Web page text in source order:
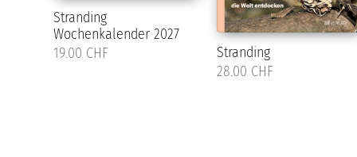
Stranding
Wochenkalender 2027
19.00 CHF
Stranding
28.00 CHF